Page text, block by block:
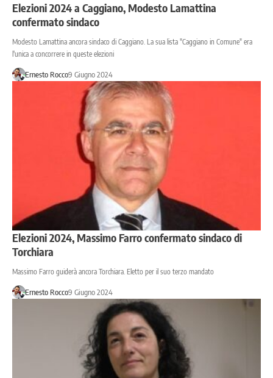
Elezioni 2024 a Caggiano, Modesto Lamattina
confermato sindaco
Modesto Lamattina ancora sindaco di Caggiano. La sua lista "Caggiano in Comune" era
l'unica a concorrere in queste elezioni
Ernesto Rocco9 Giugno 2024
Elezioni 2024, Massimo Farro confermato sindaco di
Torchiara
Massimo Farro guiderà ancora Torchiara. Eletto per il suo terzo mandato
Ernesto Rocco9 Giugno 2024